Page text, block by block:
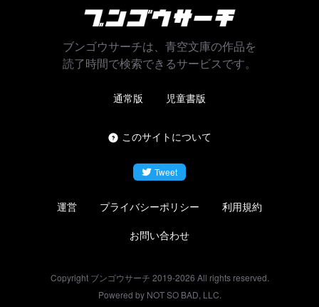
ブンゴウサーチは、青空文庫の作品を
読了時間で検索できるサービスです。
通常版 児童書版
このサイトについて
Tweet
運営 プライバシーポリシー
利用規約
お問い合わせ
Copyright ブンゴウサーチ 2019-2026 All rights reserved.
Powered by NOT SO BAD, LLC.